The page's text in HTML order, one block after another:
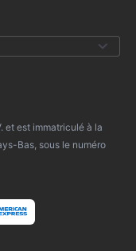
et est immatriculé à la
Bas, sous le numéro